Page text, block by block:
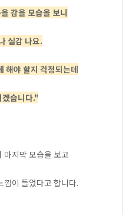
감을 모습을 보니
실감 나요.
해야 할지 걱정되는데
습니다."
마지막 모습을 보고
낌이 들었다고 합니다.